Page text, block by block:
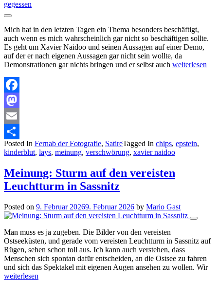
Mich hat in den letzten Tagen ein Thema besonders beschäftigt,
auch wenn es mich wahrscheinlich gar nicht so beschäftigen sollte.
Es geht um Xavier Naidoo und seinen Aussagen auf einer Demo,
auf der er nach eigenen Aussagen gar nicht sein wollte, da
Demonstrationen gar nichts bringen und er selbst auch weiterlesen
Facebook
Mastodon
Email
Teilen
Posted In Fernab der Fotografie, SatireTagged In chips, epstein,
kinderblut, lays, meinung, verschwörung, xavier naidoo
Meinung: Sturm auf den vereisten
Leuchtturm in Sassnitz
Posted on 9. Februar 20269. Februar 2026 by Mario Gast
Man muss es ja zugeben. Die Bilder von den vereisten
Ostseeküsten, und gerade vom vereisten Leuchtturm in Sassnitz auf
Rügen, sehen schon toll aus. Ich kann auch verstehen, dass
Menschen sich spontan dafür entscheiden, an die Ostsee zu fahren
und sich das Spektakel mit eigenen Augen ansehen zu wollen. Wir
weiterlesen